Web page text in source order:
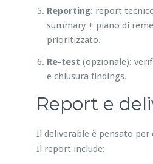
Reporting: report
summary + piano di
prioritizzato.
Re-test (opzionale):
e chiusura findings.
Report e
Il deliverable è pensato per
Il report include: